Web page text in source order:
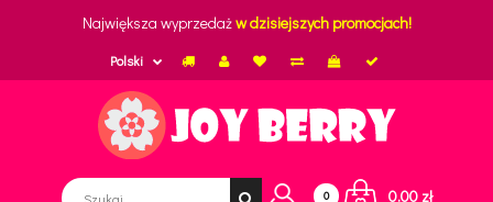
Największa wyprzedażw dzisiejszych promocjach!
Polski
0 0.00 zł